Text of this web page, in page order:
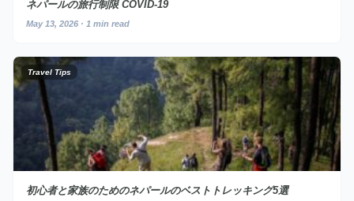
ネパールの旅行制限 COVID-19
May 13, 2026 · 1 min read
Travel Tips
初心者と家族のためのネパールのベストトレッキング5選